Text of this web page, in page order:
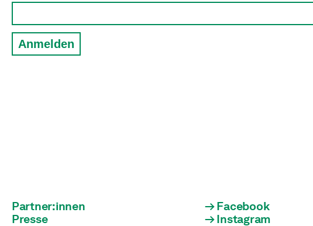
Anmelden
Partner:innen
Presse
Facebook
Instagram